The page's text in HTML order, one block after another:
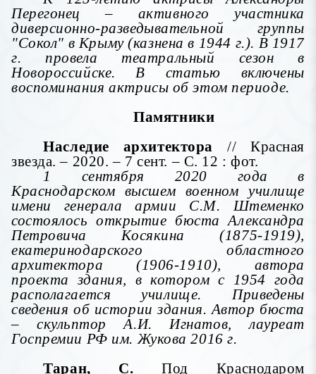
Перегонец – активного участника
диверсионно-разведывательной группы
"Сокол" в Крыму (казнена в 1944 г.). В 1917
г. провела театральный сезон в
Новороссийске. В статью включены
воспоминания актрисы об этом периоде.
Памятники
Наследие архитектора // Красная
звезда. – 2020. – 7 сент. – С. 12 : фот.
1 сентября 2020 года в
Краснодарском высшем военном училище
имени генерала армии С.М. Штеменко
состоялось открытие бюста Александра
Петровича Косякина (1875-1919),
екатеринодарского областного
архитектора (1906-1910), автора
проекта здания, в котором с 1954 года
располагается училище. Приведены
сведения об истории здания. Автор бюста
– скульптор А.И. Игнатов, лауреат
Госпремии РФ им. Жукова 2016 г.
Таран, С.Под Краснодаром